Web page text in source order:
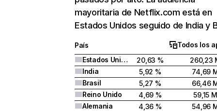
mayoritaria de Netflix.com está en
Estados Unidos seguido de India y
País
Todos los
Estados Unidos
20,63 %
260,23
India
5,92 %
74,69
Brasil
5,27 %
66,46
Reino Unido
4,69 %
59,15 M
Alemania
4,36 % 54,96